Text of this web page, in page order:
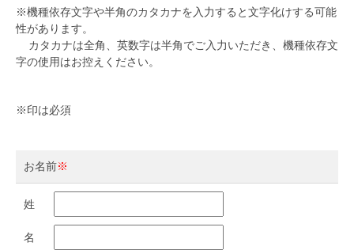
※機種依存文字や半角のカタカナを入力すると文字化けする可能
性があります。
カタカナは全角、英数字は半角でご入力いただき、機種依存文
字の使用はお控えください。
※印は必須
お名前※
姓
名